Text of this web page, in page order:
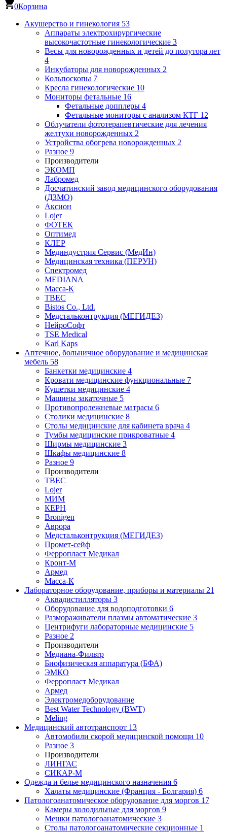
0Корзина
Акушерство и гинекология 53
Аппараты электрохирургические
высокочастотные гинекологические 3
Весы для новорожденных и детей до полутора лет
4
Инкубаторы для новорожденных 2
Кольпоскопы 7
Кресла гинекологические 10
Мониторы фетальные 16
Фетальные допплеры 4
Фетальные мониторы с анализом КТГ 12
Облучатели фототерапевтические для лечения
желтухи новорожденных 2
Устройства обогрева новорожденных 2
Разное 9
Производители
ЭКОМП
Лабромед
Досчатинский завод медицинского оборудования
(ДЗМО)
Аксион
Lojer
ФОТЕК
Оптимед
КЛЕР
Мединдустрия Сервис (МедИн)
Медицинская техника (ПЕРУН)
Спектромед
MEDIANA
Масса-К
ТВЕС
Bistos Co., Ltd.
Медстальконтрукция (МЕГИДЕЗ)
НейроСофт
TSE Medical
Karl Kaps
Аптечное, больничное оборудование и медицинская
мебель 58
Банкетки медицинские 4
Кровати медицинские функциональные 7
Кушетки медицинские 4
Машины закаточные 5
Противопролежневые матрасы 6
Столики медицинские 8
Столы медицинские для кабинета врача 4
Тумбы медицинские прикроватные 4
Ширмы медицинские 3
Шкафы медицинские 8
Разное 9
Производители
ТВЕС
Lojer
МИМ
КЕРН
Bronigen
Аврора
Медстальконтрукция (МЕГИДЕЗ)
Промет-сейф
Ферропласт Медикал
Кронт-М
Армед
Масса-К
Лабораторное оборудование, приборы и материалы 21
Аквадистилляторы 3
Оборудование для водоподготовки 6
Размораживатели плазмы автоматические 3
Центрифуги лабораторные медицинские 5
Разное 2
Производители
Медиана-Фильтр
Биофизическая аппаратура (БФА)
ЭМКО
Ферропласт Медикал
Армед
Электромедоборудование
Best Water Technology (BWT)
Meling
Медицинский автотранспорт 13
Автомобили скорой медицинской помощи 10
Разное 3
Производители
ЛИНГАС
СИКАР-М
Одежда и белье медицинского назначения 6
Халаты медицинские (Франция - Болгария) 6
Патологоанатомическое оборудование для моргов 17
Камеры холодильные для моргов 9
Мешки патологоанатомические 3
Столы патологоанатомические секционные 1